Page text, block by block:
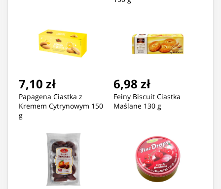
7,10 zł
Papagena Ciastka z
Kremem Cytrynowym 150
g
6,98 zł
Feiny Biscuit Ciastka
Maślane 130 g